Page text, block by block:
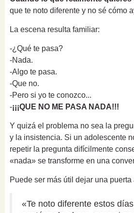
que te noto diferente y no sé cómo
La escena resulta familiar:
-¿Qué te pasa?
-Nada.
-Algo te pasa.
-Que no.
-Pero si yo te conozco...
-¡¡¡QUE NO ME PASA NADA!!!
Y quizá el problema no sea la
y la insistencia. Si un adolescente
repetir la pregunta difícilmente
«nada» se transforme en una
Puede ser más útil dejar una puerta
«Te noto diferente estos